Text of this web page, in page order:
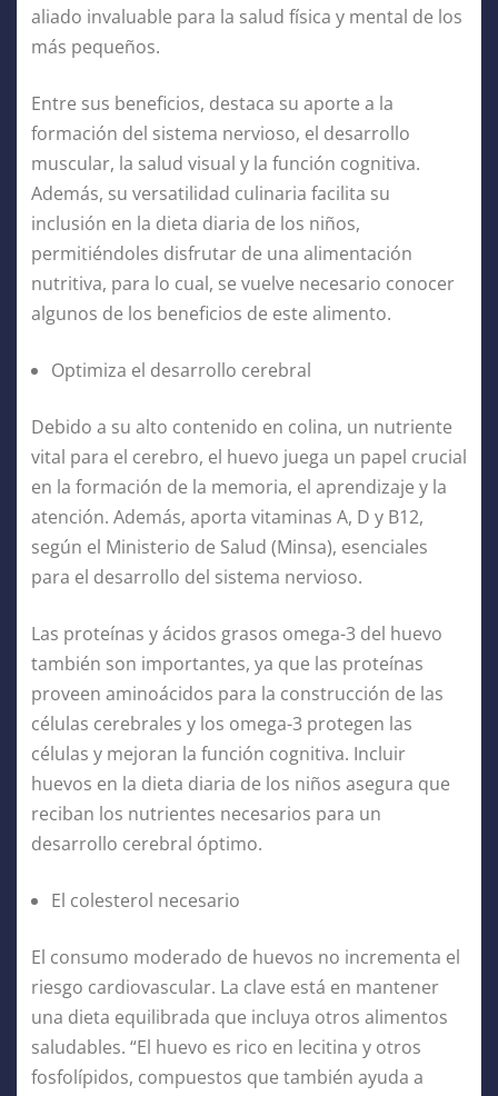
aliado invaluable para la salud física y mental de los
más pequeños.
Entre sus beneficios, destaca su aporte a la
formación del sistema nervioso, el desarrollo
muscular, la salud visual y la función cognitiva.
Además, su versatilidad culinaria facilita su
inclusión en la dieta diaria de los niños,
permitiéndoles disfrutar de una alimentación
nutritiva, para lo cual, se vuelve necesario conocer
algunos de los beneficios de este alimento.
Optimiza el desarrollo cerebral
Debido a su alto contenido en colina, un nutriente
vital para el cerebro, el huevo juega un papel crucial
en la formación de la memoria, el aprendizaje y la
atención. Además, aporta vitaminas A, D y B12,
según el Ministerio de Salud (Minsa), esenciales
para el desarrollo del sistema nervioso.
Las proteínas y ácidos grasos omega-3 del huevo
también son importantes, ya que las proteínas
proveen aminoácidos para la construcción de las
células cerebrales y los omega-3 protegen las
células y mejoran la función cognitiva. Incluir
huevos en la dieta diaria de los niños asegura que
reciban los nutrientes necesarios para un
desarrollo cerebral óptimo.
El colesterol necesario
El consumo moderado de huevos no incrementa el
riesgo cardiovascular. La clave está en mantener
una dieta equilibrada que incluya otros alimentos
saludables. “El huevo es rico en lecitina y otros
fosfolípidos, compuestos que también ayuda a